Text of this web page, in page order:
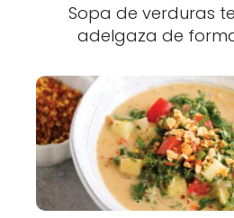
Sopa de verduras
adelgaza de